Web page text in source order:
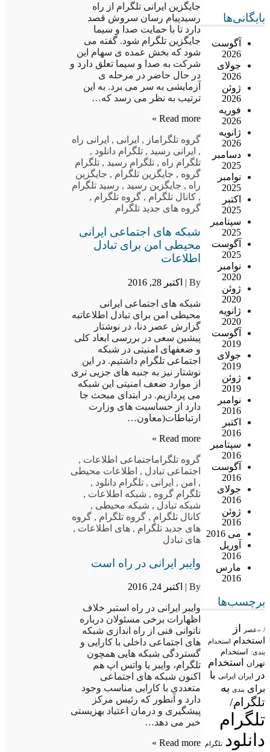
بایگانی‌ها
آگوست
2026
جولای
2026
ژوئن
2026
فوریه
2026
ژانویه
2026
دسامبر
2025
نوامبر
2025
اکتبر
2025
سپتامبر
2025
آگوست
2025
نوامبر
2020
ژوئن
2020
ژانویه
2020
آگوست
2019
جولای
2019
ژوئن
2019
نوامبر
2016
اکتبر
2016
سپتامبر
2016
آگوست
2016
جولای
2016
ژوئن
2016
می 2016
آوریل
2016
مارس
2016
برچسب‌ها
/ «عصر از
استخدام استخدام
بندی: استخدام
تهران
استخدام
در
ایران ایرانی با
برای بندی به
تلگرام/
تلگرام
دانلود تلگرام
جایگزین ایرانی تلگرام از راه
رسیدپیام رسان سروش قصد
دارد تا با حمایت صدا و سیما
جایگزین تلگرام شود. گفته می
شود که بخش عمده ی سهام این
شرکت به صدا و سیما تعلق دارد و
در حال حاضر در مرحله ی
آزمایشی به سر می برد. به این
ترتیب به نظر می رسد که…
Read more »
گروه تلگراماز , ایرانی , ایرانی راه
, ایرانی رسید , تلگرام دانلود ,
تلگرام راه , تلگرام رسید , تلگرام
گروه , جایگزین تلگرام , جایگزین
راه , جایگزین رسید , رسید تلگرام
, کانال تلگرام , گروه تلگرام ,
گروه های جدید تلگرام
شبکه های اجتماعی ایرانی
محیطی امن برای تبادل
اطلاعات
By | اکتبر 28, 2016
شبکه های اجتماعی ایرانی
محیطی امن برای تبادل اطلاعاتبه
گزارش عصر دنا، در نوشتار
پیشین سعی در بررسی ابعاد کلی
و ضعفهای امنیتی در شبکه
اجتماعی تلگرام داشتیم. در این
نوشتار نیز به جنبه های جزیی تری
از موارد ضعف امنیتی این شبکه
می پردازیم. در ابتدای مبحث جا
دارد از حساسیت های وزارت
ارتباطات(معاون…
Read more »
گروه تلگراماجتماعی اطلاعات ,
اجتماعی تبادل , اطلاعات محیطی
, امن , ایرانی , تلگرام دانلود ,
تلگرام گروه , شبکه اطلاعات ,
شبکه تبادل , شبکه محیطی ,
کانال تلگرام , گروه تلگرام , گروه
های جدید تلگرام , های اطلاعات ,
های تبادل
وایبر ایرانی در راه است
By | اکتبر 24, 2016
وایبر ایرانی در راه استبر خلاف
اظهارات برخی مسئولان درباره
ناتوانی فنی از راه اندازی شبکه
های اجتماعی داخلی با کارایی و
گستردگی شبکه هایی همچون
تلگرام، وایبر یا واتس اپ هم
اکنون شبکه های اجتماعی
متعددی با کارایی مناسب وجود
دارد و آنطور که رئیس مرکز
پیشگیری و درمان اعتیاد بهزیستی
خبر می دهد…
Read more »